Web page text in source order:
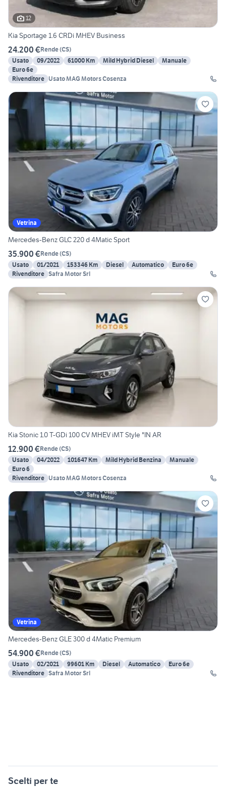
12
Kia Sportage 1.6 CRDi MHEV Business
24.200 €Rende(CS)
Usato
09/2022 61000 Km Mild Hybrid Diesel
Manuale
Euro 6e
Rivenditore Usato MAG Motors Cosenza
Vetrina
Mercedes-Benz GLC 220 d 4Matic Sport
35.900 €Rende(CS)
Usato
01/2021 153346 Km Diesel Automatico
Euro 6e
Rivenditore Safra Motor Srl
Kia Stonic 1.0 T-GDi 100 CV MHEV iMT Style "IN AR
12.900 €Rende(CS)
Usato
04/2022 101647 Km Mild Hybrid Benzina
Manuale
Euro 6
Rivenditore Usato MAG Motors Cosenza
Vetrina
Mercedes-Benz GLE 300 d 4Matic Premium
54.900 €Rende(CS)
Usato
02/2021 99601 Km Diesel Automatico
Euro 6e
Rivenditore Safra Motor Srl
Scelti per te